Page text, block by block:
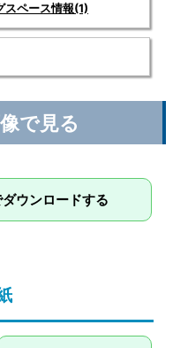
スペース情報(1)
で見る
ウンロードする